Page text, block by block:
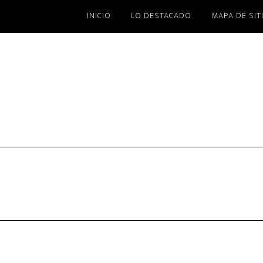
INICIO LO DESTACADO MAPA DE